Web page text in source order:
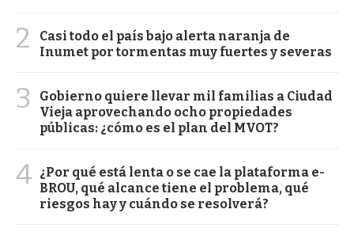
2
Casi todo el país bajo alerta naranja de
Inumet por tormentas muy fuertes y severas
3
Gobierno quiere llevar mil familias a Ciudad
Vieja aprovechando ocho propiedades
públicas: ¿cómo es el plan del MVOT?
4 ¿Por qué está lenta o se cae la plataforma e-
BROU, qué alcance tiene el problema, qué
riesgos hay y cuándo se resolverá?